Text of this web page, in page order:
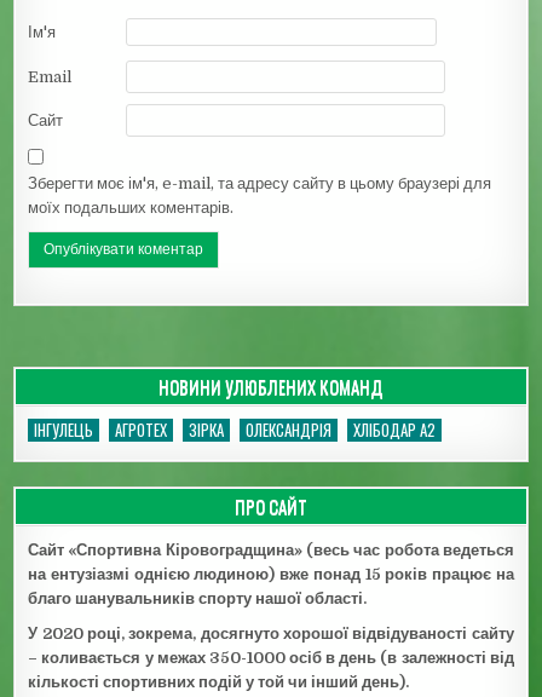
Ім'я
Email
Сайт
Зберегти моє ім'я, e-mail, та адресу сайту в цьому браузері для
моїх подальших коментарів.
НОВИНИ УЛЮБЛЕНИХ КОМАНД
ІНГУЛЕЦЬ АГРОТЕХ ЗІРКА ОЛЕКСАНДРІЯ ХЛІБОДАР А2
ПРО САЙТ
Сайт «Спортивна Кіровоградщина» (весь час робота ведеться
на ентузіазмі однією людиною) вже понад 15 років працює на
благо шанувальників спорту нашої області.
У 2020 році, зокрема, досягнуто хорошої відвідуваності сайту
– коливається у межах 350-1000 осіб в день (в залежності від
кількості спортивних подій у той чи інший день).